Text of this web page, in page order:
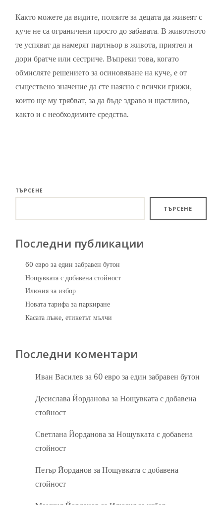
Както можете да видите, ползите за децата да живеят с
куче не са ограничени просто до забавата. В животното
те успяват да намерят партньор в живота, приятел и
дори братче или сестриче. Въпреки това, когато
обмисляте решението за осиновяване на куче, е от
съществено значение да сте наясно с всички грижи,
които ще му трябват, за да бъде здраво и щастливо,
както и с необходимите средства.
ТЪРСЕНЕ
ТЪРСЕНЕ
Последни публикации
60 евро за един забравен бутон
Нощувката с добавена стойност
Илюзия за избор
Новата тарифа за паркиране
Касата лъже, етикетът мълчи
Последни коментари
Иван Василев за 60 евро за един забравен бутон
Десислава Йорданова заНощувката с добавена
стойност
Светлана Йорданова заНощувката с добавена
стойност
Петър Йорданов заНощувката с добавена
стойност